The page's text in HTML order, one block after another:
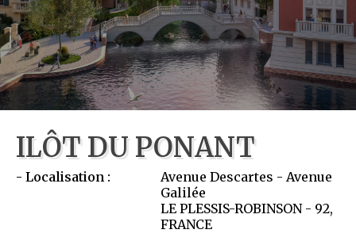
ILÔT DU PONANT
Localisation :
Avenue Descartes - Avenue
Galilée
LE PLESSIS-ROBINSON - 92,
FRANCE